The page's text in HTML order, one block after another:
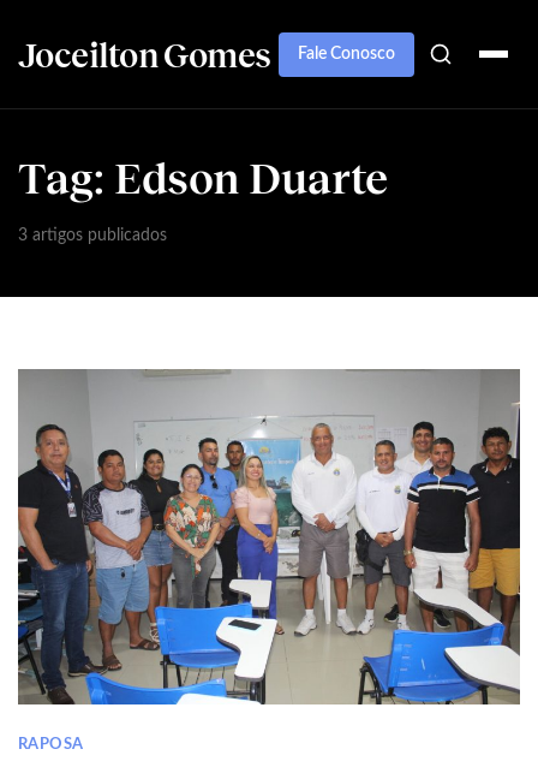
Joceilton Gomes Fale Conosco
Tag: Edson Duarte
3 artigos publicados
RAPOSA